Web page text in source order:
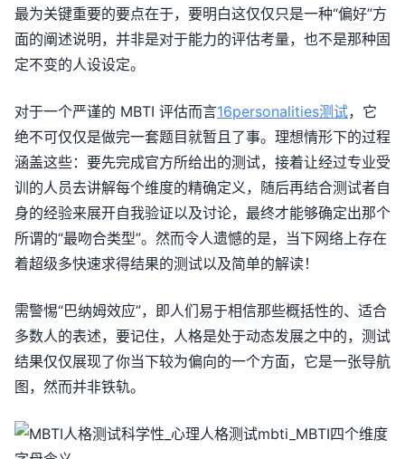
最为关键重要的要点在于，要明白这仅仅只是一种“偏好”方
面的阐述说明，并非是对于能力的评估考量，也不是那种固
定不变的人设设定。
对于一个严谨的 MBTI 评估而言16personalities测试，它
绝不可仅仅是做完一套题目就暂且了事。理想情形下的过程
涵盖这些：要先完成官方所给出的测试，接着让经过专业受
训的人员去讲解每个维度的精确定义，随后再结合测试者自
身的经验来展开自我验证以及讨论，最终才能够确定出那个
所谓的“最吻合类型”。然而令人遗憾的是，当下网络上存在
着超级多快速求得结果的测试以及简单的解读！
需警惕“巴纳姆效应”，即人们易于相信那些概括性的、适合
多数人的表述，要记住，人格是处于动态发展之中的，测试
结果仅仅展现了你当下较为偏向的一个方面，它是一张导航
图，然而并非铁轨。